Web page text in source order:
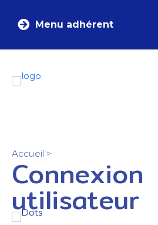
Menu adhérent
Accueil >
Connexion
utilisateur